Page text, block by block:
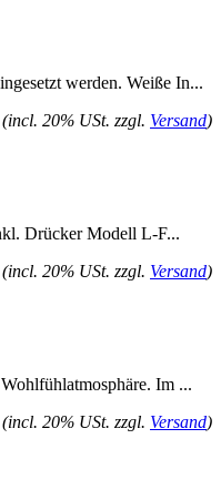
werden. Weiße In...
(incl. 20% USt. zzgl. Versand)
Drücker Modell L-F...
(incl. 20% USt. zzgl. Versand)
Im ...
(incl. 20% USt. zzgl. Versand)